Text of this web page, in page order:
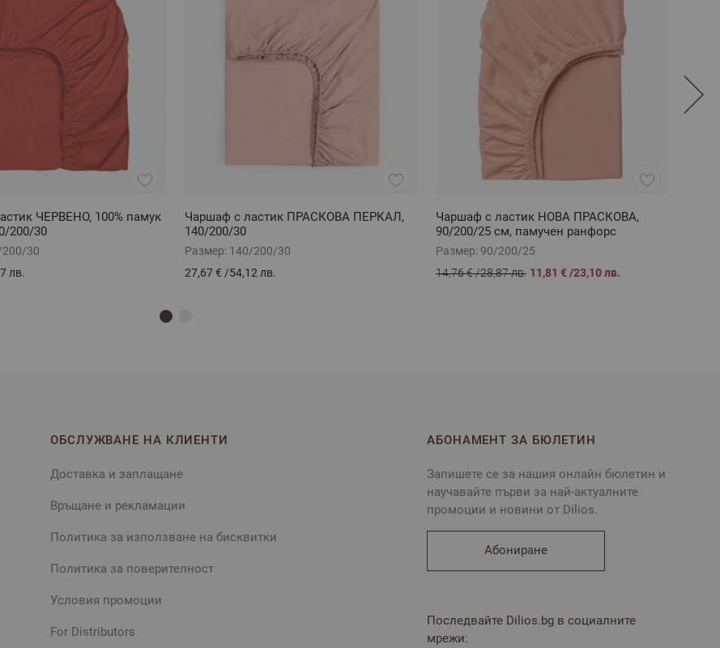
ЧЕРВЕНО, 100% памук
200/30
30
лв.
Чаршаф с ластик ПРАСКОВА ПЕРКАЛ,
140/200/30
Размер: 140/200/30
27,67 € /54,12 лв.
Чаршаф с ластик НОВА ПРАСКОВА,
90/200/25 см, памучен ранфорс
Размер: 90/200/25
14,76 €/28,87 лв. 11,81 €/23,10 лв.
ОБСЛУЖВАНЕ НА КЛИЕНТИ
Доставка и заплащане
Връщане и рекламации
Политика за използване на бисквитки
Политика за поверителност
Условия промоции
For Distributors
АБОНАМЕНТ ЗА БЮЛЕТИН
Запишете се за нашия онлайн бюлетин и
научавайте първи за най-актуалните
промоции и новини от Dilios.
Абониране
Последвайте Dilios.bg в социалните
мрежи: